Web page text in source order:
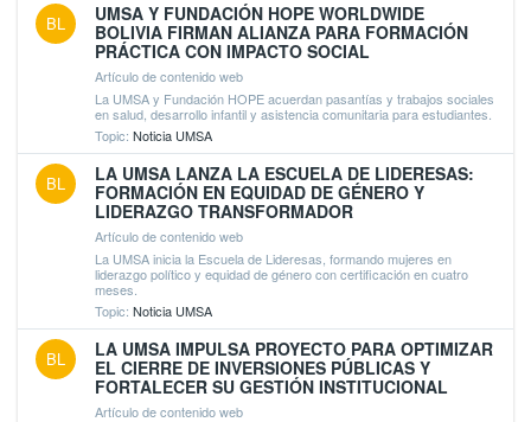
BL
UMSA Y FUNDACIÓN HOPE WORLDWIDE
BOLIVIA FIRMAN ALIANZA PARA FORMACIÓN
PRÁCTICA CON IMPACTO SOCIAL
Artículo de contenido web
La UMSA y Fundación HOPE acuerdan pasantías y trabajos sociales
en salud, desarrollo infantil y asistencia comunitaria para estudiantes.
Topic: Noticia UMSA
BL
LA UMSA LANZA LA ESCUELA DE LIDERESAS:
FORMACIÓN EN EQUIDAD DE GÉNERO Y
LIDERAZGO TRANSFORMADOR
Artículo de contenido web
La UMSA inicia la Escuela de Lideresas, formando mujeres en
liderazgo político y equidad de género con certificación en cuatro
meses.
Topic: Noticia UMSA
BL
LA UMSA IMPULSA PROYECTO PARA OPTIMIZAR
EL CIERRE DE INVERSIONES PÚBLICAS Y
FORTALECER SU GESTIÓN INSTITUCIONAL
Artículo de contenido web